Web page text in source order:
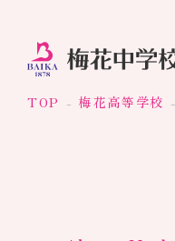
TOP 梅花高等学校